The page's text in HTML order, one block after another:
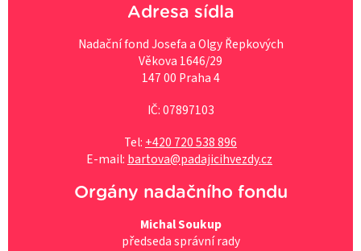
Adresa sídla
Nadační fond Josefa a Olgy Řepkových
Věkova 1646/29
147 00 Praha 4
IČ: 07897103
Tel: +420 720 538 896
E-mail: bartova@padajicihvezdy.cz
Orgány nadačního fondu
Michal Soukup
předseda správní rady